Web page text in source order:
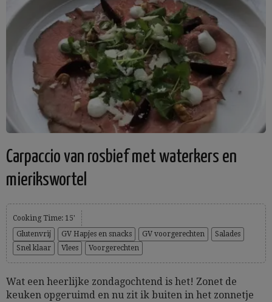
Carpaccio van rosbief met waterkers en
mierikswortel
Cooking Time: 15'
Glutenvrij
GV Hapjes en snacks GV voorgerechten
Salades
Snel klaar
Vlees Voorgerechten
Wat een heerlijke zondagochtend is het! Zonet de
keuken opgeruimd en nu zit ik buiten in het zonnetje